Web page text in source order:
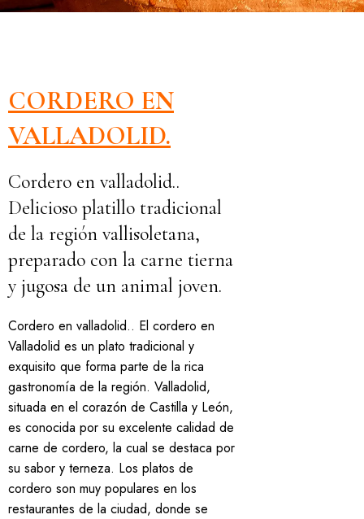
CORDERO EN
VALLADOLID.
Cordero en valladolid..
Delicioso platillo tradicional
de la región vallisoletana,
preparado con la carne tierna
y jugosa de un animal joven.
Cordero en valladolid.. El cordero en
Valladolid es un plato tradicional y
exquisito que forma parte de la rica
gastronomía de la región. Valladolid,
situada en el corazón de Castilla y León,
es conocida por su excelente calidad de
carne de cordero, la cual se destaca por
su sabor y terneza. Los platos de
cordero son muy populares en los
restaurantes de la ciudad, donde se